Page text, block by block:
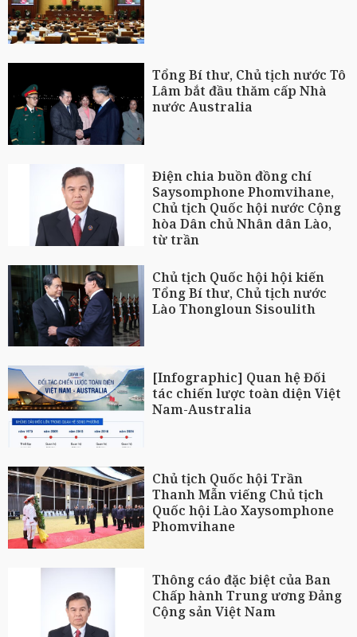
Tổng Bí thư, Chủ tịch nước Tô
Lâm bắt đầu thăm cấp Nhà
nước Australia
Điện chia buồn đồng chí
Saysomphone Phomvihane,
Chủ tịch Quốc hội nước Cộng
hòa Dân chủ Nhân dân Lào,
từ trần
Chủ tịch Quốc hội hội kiến
Tổng Bí thư, Chủ tịch nước
Lào Thongloun Sisoulith
[Infographic] Quan hệ Đối
tác chiến lược toàn diện Việt
Nam-Australia
Chủ tịch Quốc hội Trần
Thanh Mẫn viếng Chủ tịch
Quốc hội Lào Xaysomphone
Phomvihane
Thông cáo đặc biệt của Ban
Chấp hành Trung ương Đảng
Cộng sản Việt Nam